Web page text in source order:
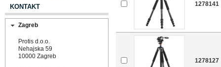
KONTAKT
Zagreb
Protis d.o.o.
Nehajska 59
10000 Zagreb
1278141
1278127